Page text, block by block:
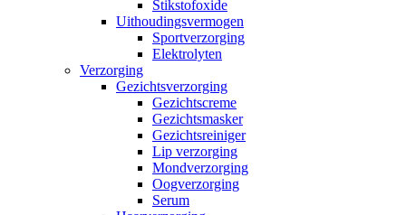
Stikstofoxide
Uithoudingsvermogen
Sportverzorging
Elektrolyten
Verzorging
Gezichtsverzorging
Gezichtscreme
Gezichtsmasker
Gezichtsreiniger
Lip verzorging
Mondverzorging
Oogverzorging
Serum